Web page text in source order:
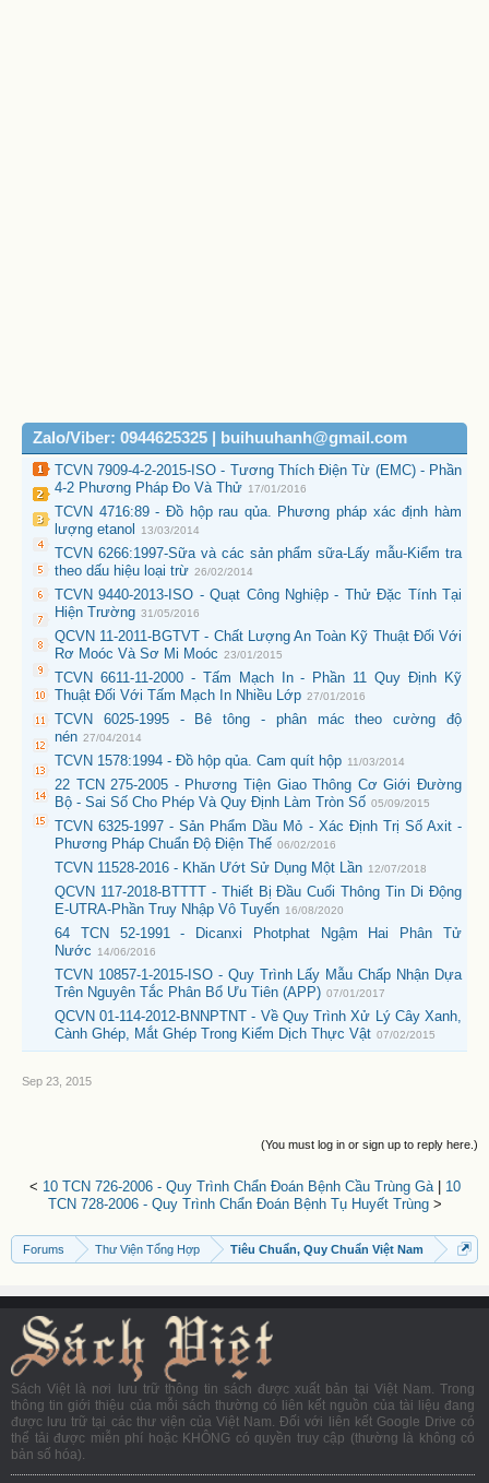
Zalo/Viber: 0944625325 | buihuuhanh@gmail.com
TCVN 7909-4-2-2015-ISO - Tương Thích Điện Từ (EMC) - Phần
4-2 Phương Pháp Đo Và Thử 17/01/2016
TCVN 4716:89 - Đồ hộp rau qủa. Phương pháp xác định hàm
lượng etanol
13/03/2014
TCVN 6266:1997-Sữa và các sản phẩm sữa-Lấy mẫu-Kiểm tra
theo dấu hiệu loại trừ 26/02/2014
TCVN 9440-2013-ISO - Quạt Công Nghiệp - Thử Đặc Tính Tại
Hiện Trường 31/05/2016
QCVN 11-2011-BGTVT - Chất Lượng An Toàn Kỹ Thuật Đối Với
Rơ Moóc Và Sơ Mi Moóc 23/01/2015
TCVN 6611-11-2000 - Tấm Mạch In - Phần 11 Quy Định Kỹ
Thuật Đối Với Tấm Mạch In Nhiều Lớp 27/01/2016
TCVN 6025-1995 - Bê tông - phân mác theo cường độ
nén 27/04/2014
TCVN 1578:1994 - Đồ hộp qủa. Cam quít hộp 11/03/2014
22 TCN 275-2005 - Phương Tiện Giao Thông Cơ Giới Đường
Bộ - Sai Số Cho Phép Và Quy Định Làm Tròn Số 05/09/2015
TCVN 6325-1997 - Sản Phẩm Dầu Mỏ - Xác Định Trị Số Axit -
Phương Pháp Chuẩn Độ Điện Thế 06/02/2016
TCVN 11528-2016 - Khăn Ướt Sử Dụng Một Lần 12/07/2018
QCVN 117-2018-BTTTT - Thiết Bị Đầu Cuối Thông Tin Di Động
E-UTRA-Phần Truy Nhập Vô Tuyến 16/08/2020
64 TCN 52-1991 - Dicanxi Photphat Ngậm Hai Phân Tử
Nước
14/06/2016
TCVN 10857-1-2015-ISO - Quy Trình Lấy Mẫu Chấp Nhận Dựa
Trên Nguyên Tắc Phân Bổ Ưu Tiên (APP) 07/01/2017
QCVN 01-114-2012-BNNPTNT - Về Quy Trình Xử Lý Cây Xanh,
Cành Ghép, Mắt Ghép Trong Kiểm Dịch Thực Vật 07/02/2015
Sep 23, 2015
(You must log in or sign up to reply here.)
< 10 TCN 726-2006 - Quy Trình Chẩn Đoán Bệnh Cầu Trùng Gà| 10
TCN 728-2006 - Quy Trình Chẩn Đoán Bệnh Tụ Huyết Trùng>
Forums Thư Viện Tổng Hợp Tiêu Chuẩn, Quy Chuẩn Việt Nam
Sách Việt là nơi lưu trữ thông tin sách được xuất bản tại Việt Nam. Trong
thông tin giới thiệu của mỗi sách thường có liên kết nguồn của tài liệu đang
được lưu trữ tại các thư viện của Việt Nam. Đối với liên kết Google Drive có
thể tải được miễn phí hoặc KHÔNG có quyền truy cập (thường là không có
bản số hóa).